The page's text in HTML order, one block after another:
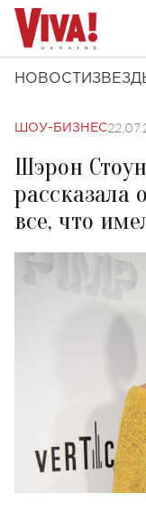
НОВОСТИ
ШОУ-БИЗНЕС
Шэрон
рассказала
все, что